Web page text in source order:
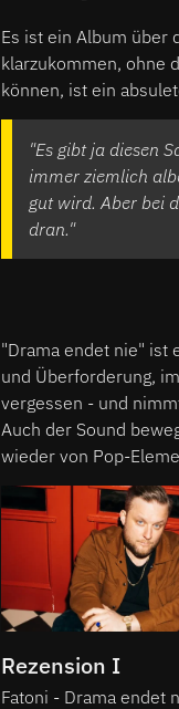
Es ist ein Album über
klarzukommen, ohne
können, ist ein
"Es gibt ja diesen
immer ziemlich
gut wird. Aber bei
dran."
"Drama endet nie" ist
und Überforderung,
vergessen - und
Auch der Sound
wieder von Pop-
Rezension I
Fatoni - Drama endet